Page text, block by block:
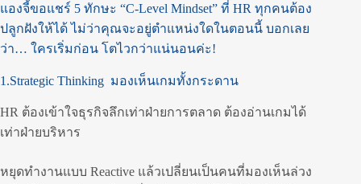
แองจี้ขอแชร์ 5 ทักษะ “C-Level Mindset” ที่ HR ทุกคนต้อง
ปลูกฝังให้ได้ ไม่ว่าคุณจะอยู่ตำแหน่งใดในตอนนี้ บอกเลย
ว่า… ใครเริ่มก่อน โตไวกว่าแน่นอนค่ะ!
1.Strategic Thinking มองเห็นเกมทั้งกระดาน
HR ต้องเข้าใจธุรกิจลึกเท่าฝ่ายการตลาด ต้องอ่านเกมได้
เท่าฝ่ายบริหาร
หยุดทำงานแบบ Reactive แล้วเปลี่ยนเป็นคนที่มองเห็นล่วง